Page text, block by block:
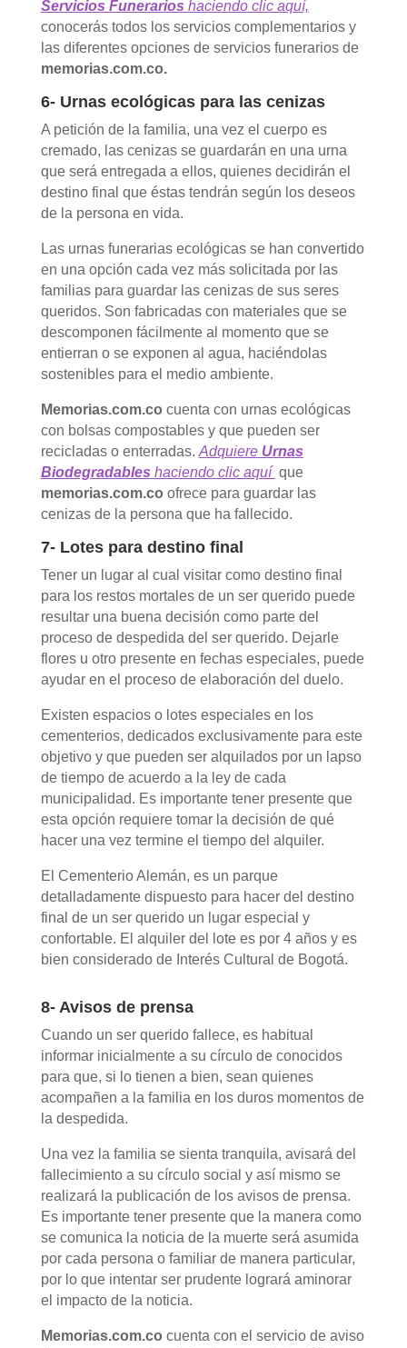
Servicios Funerarios haciendo clic aquí,
conocerás todos los servicios complementarios y
las diferentes opciones de servicios funerarios de
memorias.com.co.
6- Urnas ecológicas para las cenizas
A petición de la familia, una vez el cuerpo es
cremado, las cenizas se guardarán en una urna
que será entregada a ellos, quienes decidirán el
destino final que éstas tendrán según los deseos
de la persona en vida.
Las urnas funerarias ecológicas se han convertido
en una opción cada vez más solicitada por las
familias para guardar las cenizas de sus seres
queridos. Son fabricadas con materiales que se
descomponen fácilmente al momento que se
entierran o se exponen al agua, haciéndolas
sostenibles para el medio ambiente.
Memorias.com.co cuenta con urnas ecológicas
con bolsas compostables y que pueden ser
recicladas o enterradas.AdquiereUrnas
Biodegradables haciendo clic aquí que
memorias.com.co ofrece para guardar las
cenizas de la persona que ha fallecido.
7- Lotes para destino final
Tener un lugar al cual visitar como destino final
para los restos mortales de un ser querido puede
resultar una buena decisión como parte del
proceso de despedida del ser querido. Dejarle
flores u otro presente en fechas especiales, puede
ayudar en el proceso de elaboración del duelo.
Existen espacios o lotes especiales en los
cementerios, dedicados exclusivamente para este
objetivo y que pueden ser alquilados por un lapso
de tiempo de acuerdo a la ley de cada
municipalidad. Es importante tener presente que
esta opción requiere tomar la decisión de qué
hacer una vez termine el tiempo del alquiler.
El Cementerio Alemán, es un parque
detalladamente dispuesto para hacer del destino
final de un ser querido un lugar especial y
confortable. El alquiler del lote es por 4 años y es
bien considerado de Interés Cultural de Bogotá.
8- Avisos de prensa
Cuando un ser querido fallece, es habitual
informar inicialmente a su círculo de conocidos
para que, si lo tienen a bien, sean quienes
acompañen a la familia en los duros momentos de
la despedida.
Una vez la familia se sienta tranquila, avisará del
fallecimiento a su círculo social y así mismo se
realizará la publicación de los avisos de prensa.
Es importante tener presente que la manera como
se comunica la noticia de la muerte será asumida
por cada persona o familiar de manera particular,
por lo que intentar ser prudente logrará aminorar
el impacto de la noticia.
Memorias.com.co cuenta con el servicio de aviso